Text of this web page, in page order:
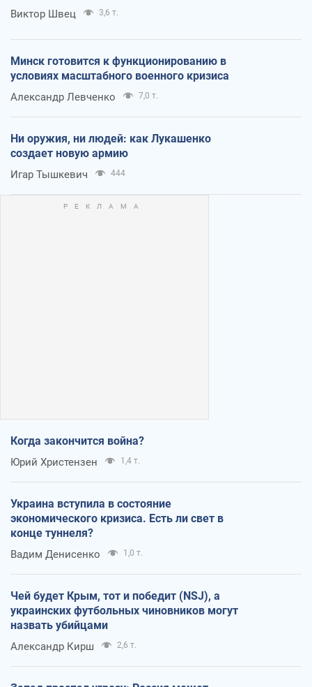
Виктор Швец 3,6 т.
Минск готовится к функционированию в
условиях масштабного военного кризиса
Александр Левченко 7,0 т.
Ни оружия, ни людей: как Лукашенко
создает новую армию
Игар Тышкевич 444
Когда закончится война?
Юрий Христензен 1,4 т.
Украина вступила в состояние
экономического кризиса. Есть ли свет в
конце туннеля?
Вадим Денисенко 1,0 т.
Чей будет Крым, тот и победит (NSJ), а
украинских футбольных чиновников могут
назвать убийцами
Александр Кирш 2,6 т.